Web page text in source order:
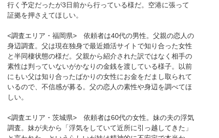
行く予定だったが3日前から行っている様だ。空港に張って
証拠を押さえてほしい。
<調査エリア・福岡県> 依頼者は40代の男性。父親の恋人の
身辺調査。父は現在独身で最近婚活サイトで知り合った女性
と半同棲状態の様だ。父親から紹介された訳ではなく相手の
素性は判っていないがかなりの金銭を渡している様子。以前
にもい父は知り合ったばかりの女性にお金をだまし取られて
いるので、不信感が募る。父の恋人の素性や身辺を調べてほ
しい。
<調査エリア・茨城県> 依頼者は60代の女性。妹の夫の浮気
調査。妹が夫から「浮気をしていて近所に引っ越してきた」